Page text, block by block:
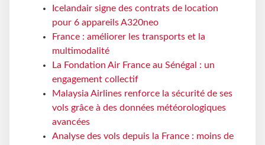
Icelandair signe des contrats de location
pour 6 appareils A320neo
France : améliorer les transports et la
multimodalité
La Fondation Air France au Sénégal : un
engagement collectif
Malaysia Airlines renforce la sécurité de ses
vols grâce à des données météorologiques
avancées
Analyse des vols depuis la France : moins de